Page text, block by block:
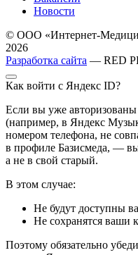
Новости
© ООО «Интернет-
2026
Разработка сайта — RED
Как войти с Яндекс ID?
Если вы уже авторизованы
(например, в Яндекс
номером телефона, не
в профиле Базисмеда, —
а не в свой старый.
В этом случае:
Не будут доступны
Не сохранятся ваши
Поэтому обязательно